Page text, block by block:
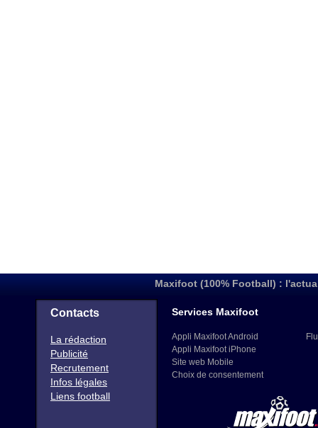
Maxifoot (100% Football) :
Contacts
La rédaction
Publicité
Recrutement
Infos légales
Liens football
Services Maxifoot
Appli Maxifoot Android
Appli Maxifoot iPhone
Site web Mobile
Choix de consentement